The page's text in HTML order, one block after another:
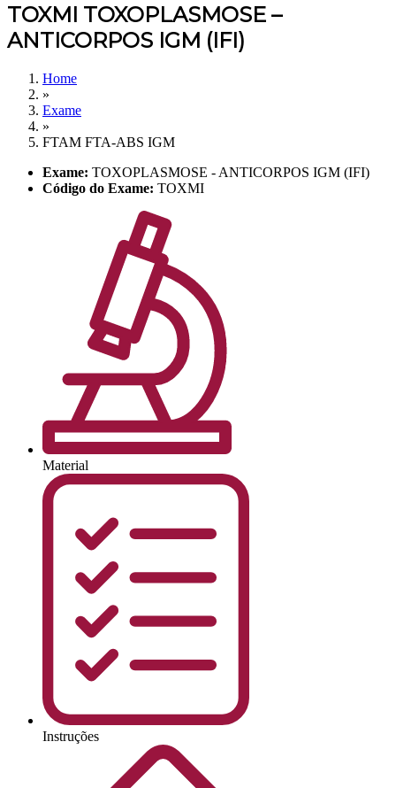
TOXMI TOXOPLASMOSE –
ANTICORPOS IGM (IFI)
Home
»
Exame
»
FTAM FTA-ABS IGM
Exame: TOXOPLASMOSE - ANTICORPOS IGM (IFI)
Código do Exame: TOXMI
Material
Instruções